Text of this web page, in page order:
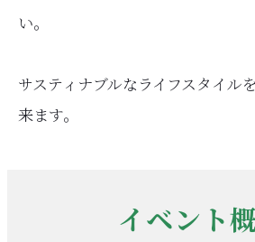
い。
サスティナブルなライフスタイル
来ます。
イベント